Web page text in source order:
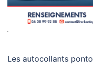
Les autocollants